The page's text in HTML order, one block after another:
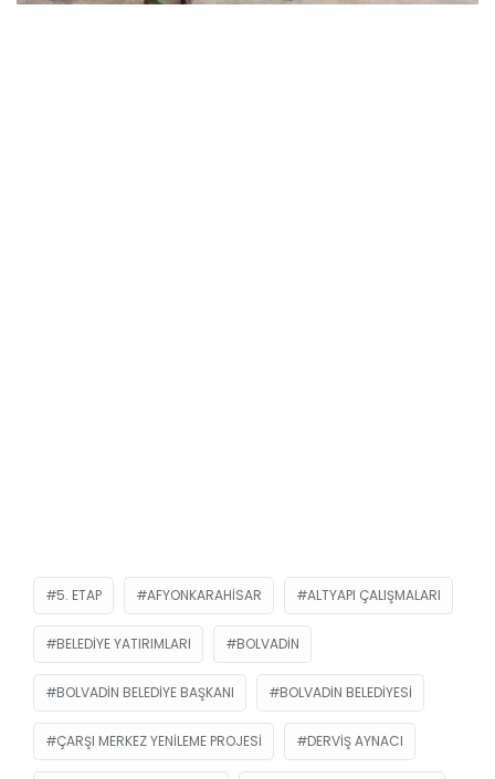
5. ETAP AFYONKARAHISAR ALTYAPI ÇALIŞMALARI
BELEDIYE YATIRIMLARI BOLVADIN
BOLVADIN BELEDIYE BAŞKANI BOLVADIN BELEDIYESI
ÇARŞI MERKEZ YENILEME PROJESI DERVIŞ AYNACI